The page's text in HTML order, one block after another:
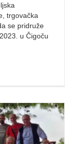
trgovačka
se pridruže
u Čigoču